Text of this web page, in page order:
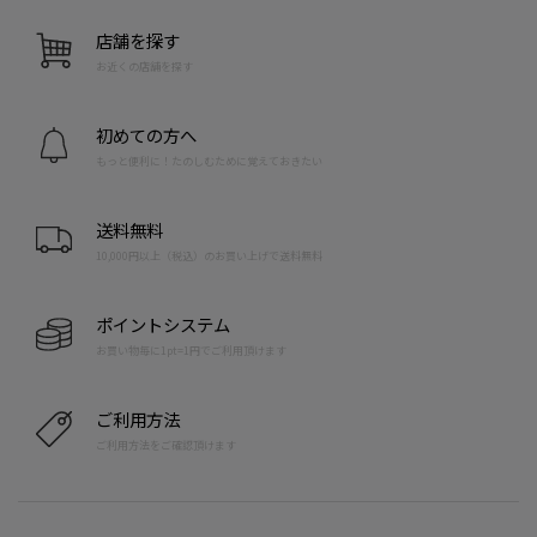
店舗を探す
お近くの店舗を探す
初めての方へ
もっと便利に！たのしむために覚えておきたい
送料無料
10,000円以上（税込）のお買い上げで送料無料
ポイントシステム
お買い物毎に1pt=1円でご利用頂けます
ご利用方法
ご利用方法をご確認頂けます